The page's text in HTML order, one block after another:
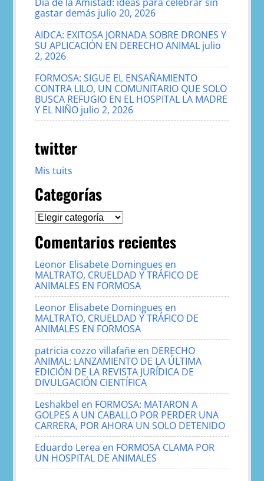
gastar demás julio 20, 2026
AIDCA: EXITOSA JORNADA SOBRE DRONES Y
SU APLICACIÓN EN DERECHO ANIMAL julio
2, 2026
FORMOSA: SIGUE EL ENSAÑAMIENTO
CONTRA LILO, UN COMUNITARIO QUE SOLO
BUSCA REFUGIO EN EL HOSPITAL LA MADRE
Y EL NIÑO julio 2, 2026
twitter
Mis tuits
Categorías
Categorías
Comentarios recientes
Leonor Elisabete Domingues en
MALTRATO, CRUELDAD Y TRÁFICO DE
ANIMALES EN FORMOSA
Leonor Elisabete Domingues en
MALTRATO, CRUELDAD Y TRÁFICO DE
ANIMALES EN FORMOSA
patricia cozzo villafañe en DERECHO
ANIMAL: LANZAMIENTO DE LA ÚLTIMA
EDICIÓN DE LA REVISTA JURÍDICA DE
DIVULGACIÓN CIENTÍFICA
Leshakbel en FORMOSA: MATARON A
GOLPES A UN CABALLO POR PERDER UNA
CARRERA, POR AHORA UN SOLO DETENIDO
Eduardo Lerea en FORMOSA CLAMA POR
UN HOSPITAL DE ANIMALES